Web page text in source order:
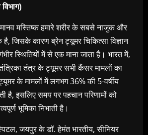
मानव मस्तिष्क हमारे शरीर के सबसे नाजुक और
है, जिसके कारण ब्रेन ट्यूमर चिकित्सा विज्ञान
स्थितियों में से एक माना जाता है। भारत में,
तंत्र के ट्यूमर सभी कैंसर मामलों का
के मामलों में लगभग 36% की 5-वर्षीय
है, इसलिए समय पर पहचान परिणामों को
भूमिका निभाती है।
जयपुर के डॉ. हेमंत भारतीय, सीनियर